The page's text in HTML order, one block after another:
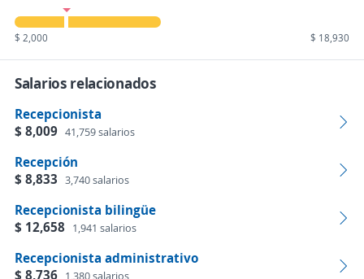
$ 2,000 $ 18,930
Salarios relacionados
Recepcionista
$ 8,009 41,759 salarios
Recepción
$ 8,833 3,740 salarios
Recepcionista bilingüe
$ 12,658
1,941 salarios
Recepcionista administrativo
$ 8,736 1,380 salarios